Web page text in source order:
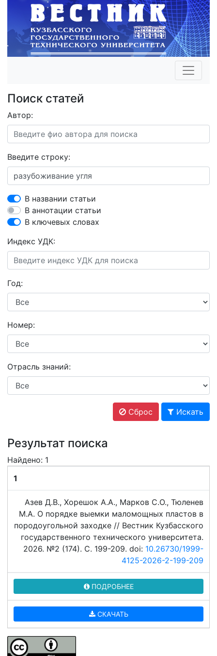
Поиск статей
Автор:
Введите строку:
В названии статьи
В аннотации статьи
В ключевых словах
Индекс УДК:
Год:
Номер:
Отрасль знаний:
Сброс Искать
Результат поиска
Найдено: 1
1
Азев Д.В., Хорешок А.А., Марков С.О., Тюленев
М.А. О порядке выемки маломощных пластов в
породоугольной заходке // Вестник Кузбасского
государственного технического университета.
2026. №2 (174). C. 199-209. doi: 10.26730/1999-
4125-2026-2-199-209
ПОДРОБНЕЕ
СКАЧАТЬ